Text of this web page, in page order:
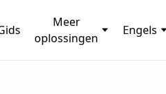
Meer
oplossingen
Engels